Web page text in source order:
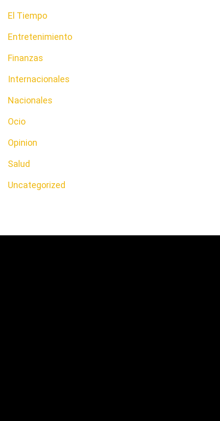
El Tiempo
Entretenimiento
Finanzas
Internacionales
Nacionales
Ocio
Opinion
Salud
Uncategorized